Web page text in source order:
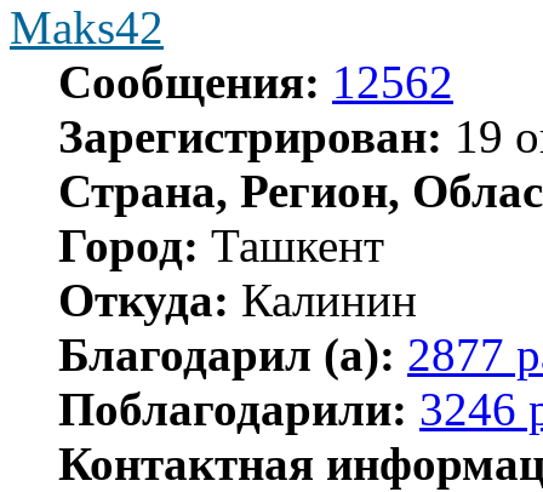
Maks42
Сообщения: 12562
Зарегистрирован: 19
Страна, Регион,
Город: Ташкент
Откуда: Калинин
Благодарил (а): 2877
Поблагодарили: 3246
Контактная